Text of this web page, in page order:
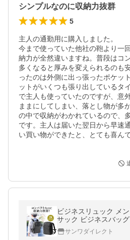
シンプルなのに収納力抜群
5
主人の通勤用に購入しました。
今まで使っていた他社の鞄より一
納力が全然違いますね。普段はコ
多くなると厚みを変えられるのも
ったのは外側に出っ張ったポケッ
ットがいくつも張り出しているタ
で主人も使っていたのですが、意
ままにしてしまい、落とし物が多
の中で収納がわかれているので、
です。主人は届いた翌日から早速
い買い物ができたと、とても喜ん
ビジネスリュック メ
サック ビジネスバッ
13L 通勤 自立 40代 50
0-BAGEXE4
サンワダイレクト